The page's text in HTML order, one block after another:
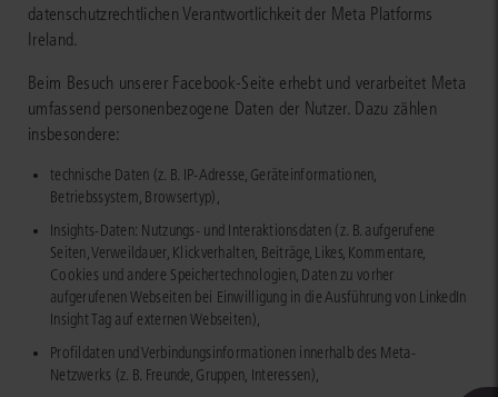
datenschutzrechtlichen Verantwortlichkeit der Meta Platforms
Ireland.
Beim Besuch unserer Facebook-Seite erhebt und verarbeitet Meta
umfassend personenbezogene Daten der Nutzer. Dazu zählen
insbesondere:
technische Daten (z. B. IP-Adresse, Geräteinformationen,
Betriebssystem, Browsertyp),
Insights-Daten: Nutzungs- und Interaktionsdaten (z. B. aufgerufene
Seiten, Verweildauer, Klickverhalten, Beiträge, Likes, Kommentare,
Cookies und andere Speichertechnologien, Daten zu vorher
aufgerufenen Webseiten bei Einwilligung in die Ausführung von LinkedIn
Insight Tag auf externen Webseiten),
Profildaten und Verbindungsinformationen innerhalb des Meta-
Netzwerks (z. B. Freunde, Gruppen, Interessen),